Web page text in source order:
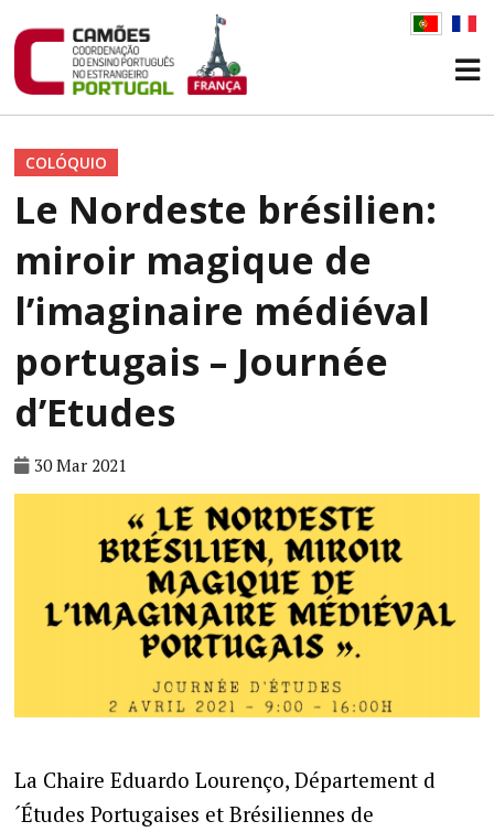
COLÓQUIO
Le Nordeste brésilien:
miroir magique de
l’imaginaire médiéval
portugais – Journée
d’Etudes
30 Mar 2021
La Chaire Eduardo Lourenço, Département d
´Études Portugaises et Brésiliennes de